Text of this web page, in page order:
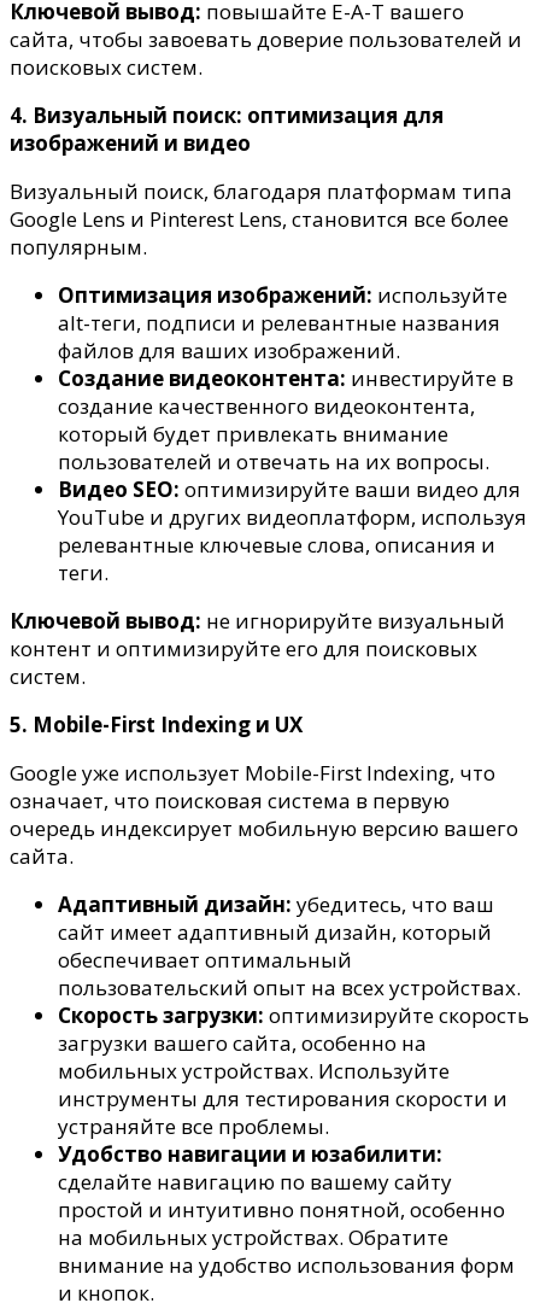
Ключевой вывод: повышайте E-A-T вашего
сайта, чтобы завоевать доверие пользователей и
поисковых систем.
4. Визуальный поиск: оптимизация для
изображений и видео
Визуальный поиск, благодаря платформам типа
Google Lens и Pinterest Lens, становится все более
популярным.
Оптимизация изображений: используйте
alt-теги, подписи и релевантные названия
файлов для ваших изображений.
Создание видеоконтента: инвестируйте в
создание качественного видеоконтента,
который будет привлекать внимание
пользователей и отвечать на их вопросы.
Видео SEO: оптимизируйте ваши видео для
YouTube и других видеоплатформ, используя
релевантные ключевые слова, описания и
теги.
Ключевой вывод: не игнорируйте визуальный
контент и оптимизируйте его для поисковых
систем.
5. Mobile-First Indexing и UX
Google уже использует Mobile-First Indexing, что
означает, что поисковая система в первую
очередь индексирует мобильную версию вашего
сайта.
Адаптивный дизайн: убедитесь, что ваш
сайт имеет адаптивный дизайн, который
обеспечивает оптимальный
пользовательский опыт на всех устройствах.
Скорость загрузки: оптимизируйте скорость
загрузки вашего сайта, особенно на
мобильных устройствах. Используйте
инструменты для тестирования скорости и
устраняйте все проблемы.
Удобство навигации и юзабилити:
сделайте навигацию по вашему сайту
простой и интуитивно понятной, особенно
на мобильных устройствах. Обратите
внимание на удобство использования форм
и кнопок.